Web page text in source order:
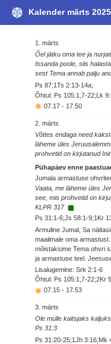
Kalender märts 2025
1. märts
Õel jätku oma tee ja
Issanda poole, siis
sest Tema annab palju
Ps 87;1Ts 2:13-14a;
Õhtul: Ps 105:1,7-22;Lk
07.17 - 17.50
2. märts
Võttes endaga need
läheme üles
prohvetid on kirjutanud
Pühapäev enne
Jumala armastuse
Vaata, me läheme üles
see, mis prohvetid on
KLPR 317
Ps 31:1-6;Js 58:1-9;1Kr
Armuline Jumal, Sa
maailmale oma
mõistaksime Tema ohvri
ja armastuse teel.
Lisalugemine: Srk 2:1-6
Õhtul: Ps 105:1,7-22;2Kr
07.15 - 17.53
3. märts
Ole mulle kaitsjaks
Ps 31:3
Ps 31:20-25;1Jh 3:16;Mk